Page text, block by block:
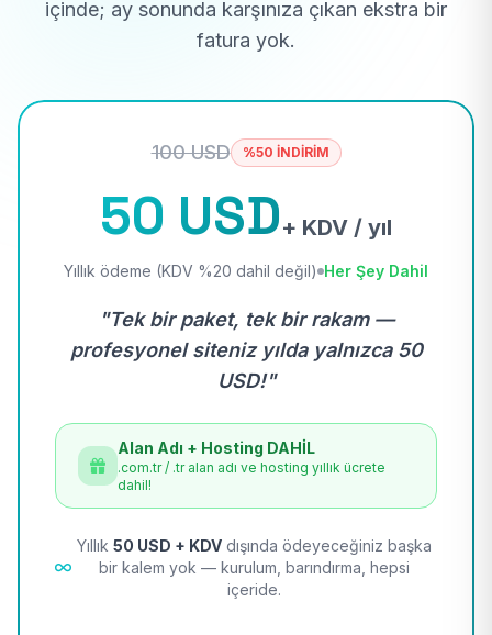
içinde; ay sonunda karşınıza çıkan ekstra bir
fatura yok.
100 USD %50 İNDİRİM
50 USD+ KDV / yıl
Yıllık ödeme (KDV %20 dahil değil) Her Şey Dahil
"Tek bir paket, tek bir rakam —
profesyonel siteniz yılda yalnızca 50
USD!"
Alan Adı + Hosting DAHİL
.com.tr / .tr alan adı ve hosting yıllık ücrete
dahil!
Yıllık 50 USD + KDV dışında ödeyeceğiniz başka
bir kalem yok — kurulum, barındırma, hepsi
içeride.